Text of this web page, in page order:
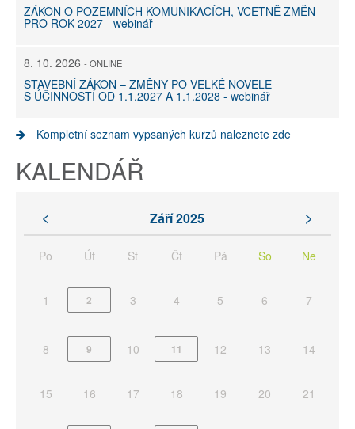
ZÁKON O POZEMNÍCH KOMUNIKACÍCH, VČETNĚ ZMĚN
PRO ROK 2027 - webinář
8. 10. 2026 - ONLINE
STAVEBNÍ ZÁKON – ZMĚNY PO VELKÉ NOVELE
S ÚČINNOSTÍ OD 1.1.2027 A 1.1.2028 - webinář
Kompletní seznam vypsaných kurzů naleznete zde
KALENDÁŘ
< Září 2025 >
Po Út St Čt Pá So Ne
1 2 3 4 5 6 7
8 9 10 11 12 13 14
15 16 17 18 19 20 21